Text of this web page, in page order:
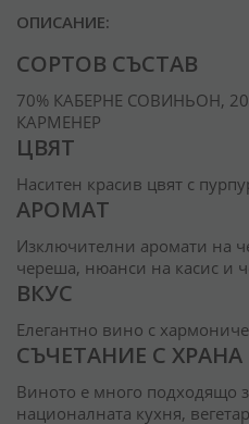
ОПИСАНИЕ:
СОРТОВ СЪСТАВ
70% КАБЕРНЕ СОВИНЬОН,
КАРМЕНЕР
ЦВЯТ
Наситен красив цвят с
АРОМАТ
Изключителни аромати на
череша, нюанси на касис и
ВКУС
Елегантно вино с
СЪЧЕТАНИЕ С ХРАНА
Виното е много подходящо
националната кухня,